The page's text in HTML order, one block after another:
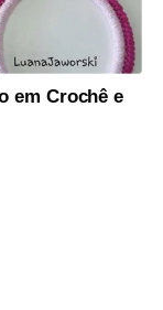
em Crochê e